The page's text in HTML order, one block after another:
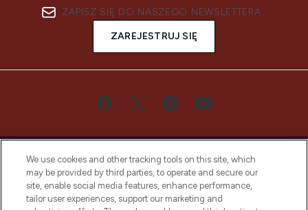
ZAPISZ SIĘ DO NASZEGO NEWSLETTERA
ZAREJESTRUJ SIĘ
Bądź pierwszą osobą, która dowie się o
We use cookies and other tracking tools on this site, which
may be provided by third parties, to operate and secure our
site, enable social media features, enhance performance,
tailor user experiences, support our marketing and